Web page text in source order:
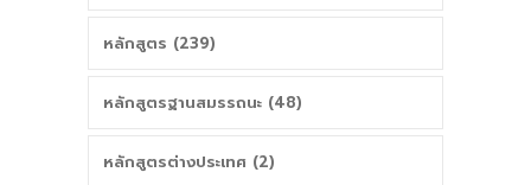
หลักสูตร (239)
หลักสูตรฐานสมรรถนะ (48)
หลักสูตรต่างประเทศ (2)